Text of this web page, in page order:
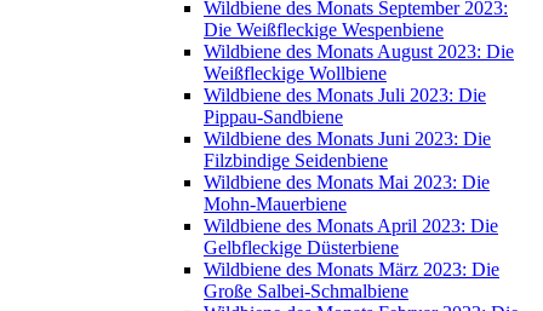
Wildbiene des Monats September 2023:
Die Weißfleckige Wespenbiene
Wildbiene des Monats August 2023: Die
Weißfleckige Wollbiene
Wildbiene des Monats Juli 2023: Die
Pippau-Sandbiene
Wildbiene des Monats Juni 2023: Die
Filzbindige Seidenbiene
Wildbiene des Monats Mai 2023: Die
Mohn-Mauerbiene
Wildbiene des Monats April 2023: Die
Gelbfleckige Düsterbiene
Wildbiene des Monats März 2023: Die
Große Salbei-Schmalbiene